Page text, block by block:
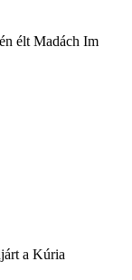
élt Madách Im
a Kúria